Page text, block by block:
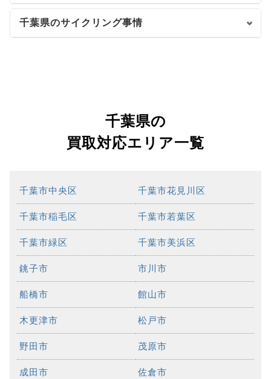
千葉県のサイクリング事情
千葉県の
買取対応エリア一覧
千葉市中央区 千葉市花見川区
千葉市稲毛区 千葉市若葉区
千葉市緑区 千葉市美浜区
銚子市 市川市
船橋市 館山市
木更津市 松戸市
野田市 茂原市
成田市 佐倉市